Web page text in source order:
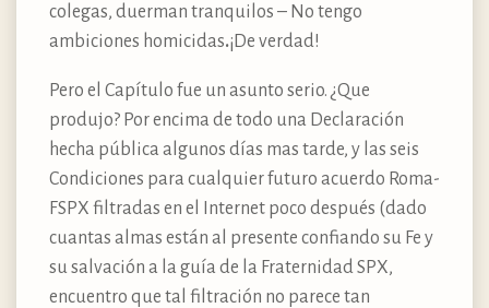
colegas, duerman tranquilos – No tengo
ambiciones homicidas.¡De verdad!
Pero el Capítulo fue un asunto serio. ¿Que
produjo? Por encima de todo una Declaración
hecha pública algunos días mas tarde, y las seis
Condiciones para cualquier futuro acuerdo Roma-
FSPX filtradas en el Internet poco después (dado
cuantas almas están al presente confiando su Fe y
su salvación a la guía de la Fraternidad SPX,
encuentro que tal filtración no parece tan